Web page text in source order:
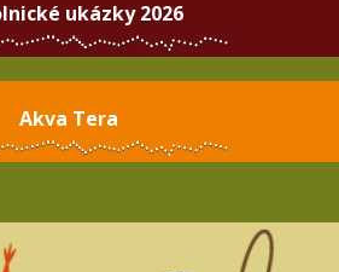
ukázky 2026
Akva Tera